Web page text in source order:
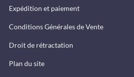
Expédition et paiement
Conditions Générales de Vente
Droit de rétractation
Plan du site